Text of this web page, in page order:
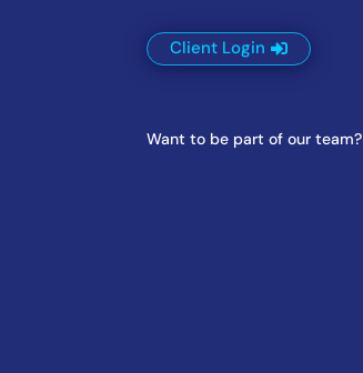
Client Login
Want to be part of our team?